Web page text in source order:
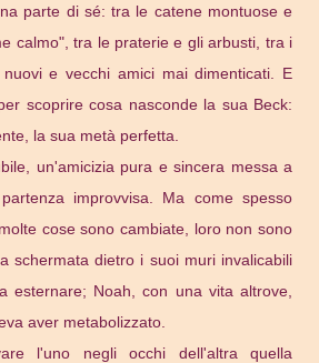
parte di sé: tra le catene montuose e
calmo", tra le praterie e gli arbusti, tra i
e vecchi amici mai dimenticati. E
scoprire cosa nasconde la sua Beck:
la sua metà perfetta.
un'amicizia pura e sincera messa a
improvvisa. Ma come spesso
cose sono cambiate, loro non sono
schermata dietro i suoi muri invalicabili
esternare; Noah, con una vita altrove,
aver metabolizzato.
l'uno negli occhi dell'altra quella